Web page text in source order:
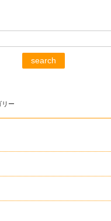
search
リー